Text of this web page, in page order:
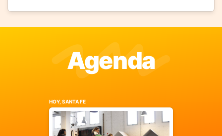
Agenda
HOY, SANTA FE